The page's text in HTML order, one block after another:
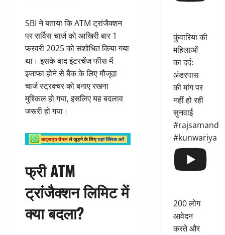
SBI ने बताया कि ATM ट्रांजैक्शन
पर सर्विस चार्ज को आखिरी बार 1
फरवरी 2025 को संशोधित किया गया
था। इसके बाद इंटरचेंज फीस में
इजाफा होने से बैंक के लिए मौजूदा
चार्ज स्ट्रक्चर को बनाए रखना
मुश्किल हो गया, इसलिए यह बदलाव
जरूरी हो गया।
फ्री ATM
ट्रांजैक्शन लिमिट में
क्या बदला?
कुंवारिया की
महिलाओं
का दर्द:
अंडरपास
की मांग पर
नहीं हो रही
सुनवाई
#rajsamand
#kunwariya
200 लोग
आवेदन
करते और